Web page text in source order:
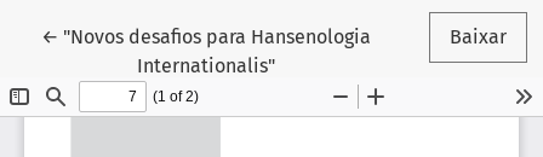
← Voltar aos Detalhes do Artigo
"Novos desafios para Hansenologia
Internationalis"
Baixar